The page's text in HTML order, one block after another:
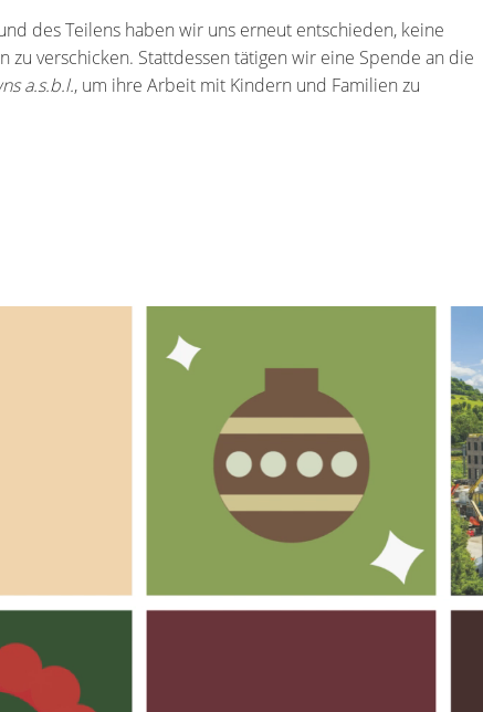
des Teilens haben wir uns erneut entschieden, keine
zu verschicken. Stattdessen tätigen wir eine Spende an die
a.s.b.l., um ihre Arbeit mit Kindern und Familien zu